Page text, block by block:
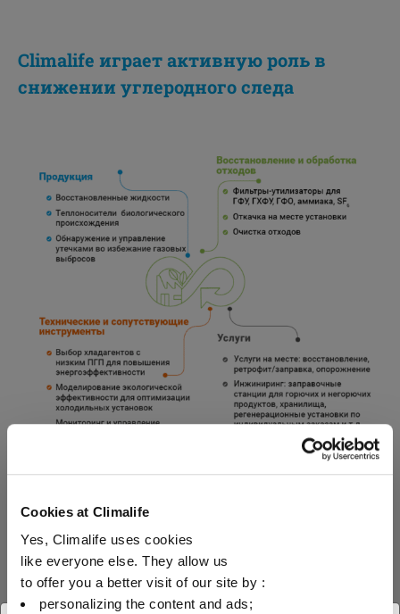
Cookies at Climalife
Yes, Climalife uses cookies
like everyone else. They allow us
to offer you a better visit of our site by :
personalizing the content and ads;
Climalife играет активную роль в
снижении углеродного следа
Открытие центра передового опыта в
области циркулярной экономики